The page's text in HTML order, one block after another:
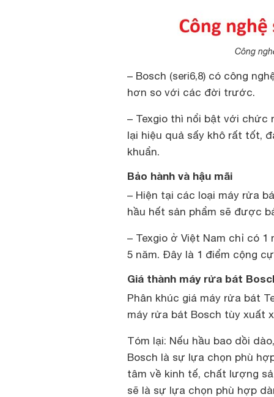
Công
– Bosch (seri6,8) có công
hơn so với các đời trước.
– Texgio thì nổi bật với chức
lại hiệu quả sấy khô rất tốt,
khuẩn.
Bảo hành và hậu mãi
– Hiện tại các loại máy rửa
hầu hết sản phẩm sẽ được
– Texgio ở Việt Nam chỉ có
5 năm. Đây là 1 điểm cộng
Giá thành máy rửa bát
Phân khúc giá máy rửa bát
máy rửa bát Bosch tùy xuất
Tóm lại: Nếu hầu bao dồi
Bosch là sự lựa chọn phù
tâm về kinh tế, chất lượng
sẽ là sự lựa chọn phù hợp